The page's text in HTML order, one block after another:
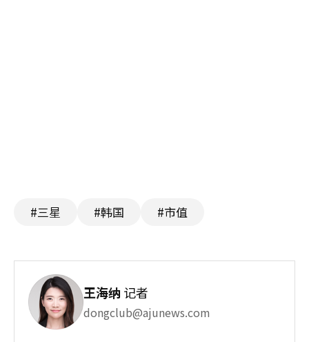
#三星 #韩国 #市值
王海纳 记者
dongclub@ajunews.com